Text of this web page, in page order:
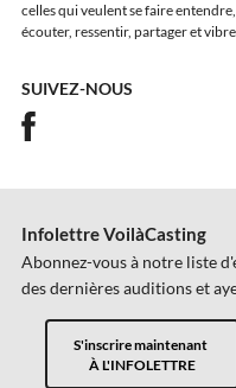
celles qui veulent se faire
écouter, ressentir, partager et
SUIVEZ-NOUS
Infolettre VoilàCasting
Abonnez-vous à notre liste
des dernières auditions et
S'inscrire maintenant
À L'INFOLETTRE